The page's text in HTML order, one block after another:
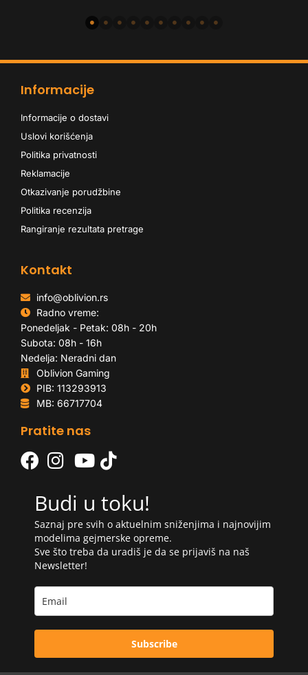
Informacije
Informacije o dostavi
Uslovi korišćenja
Politika privatnosti
Reklamacije
Otkazivanje porudžbine
Politika recenzija
Rangiranje rezultata pretrage
Kontakt
info@oblivion.rs
Radno vreme:
Ponedeljak - Petak: 08h - 20h
Subota: 08h - 16h
Nedelja: Neradni dan
Oblivion Gaming
PIB: 113293913
MB: 66717704
Pratite nas
Budi u toku!
Saznaj pre svih o aktuelnim sniženjima i najnovijim
modelima gejmerske opreme.
Sve što treba da uradiš je da se prijaviš na naš
Newsletter!
Subscribe